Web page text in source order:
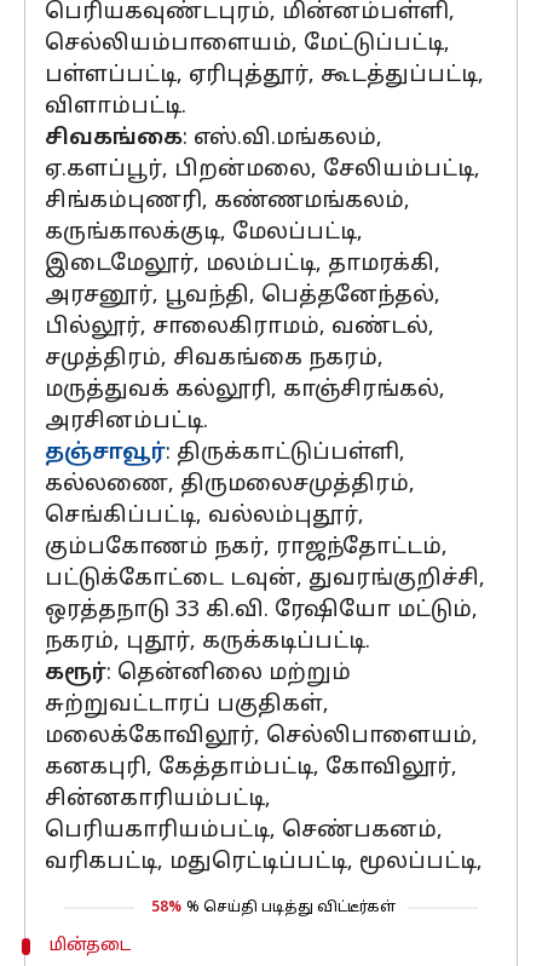
பெரியகவுண்டபுரம், மின்னம்பள்ளி,
செல்லியம்பாளையம், மேட்டுப்பட்டி,
பள்ளப்பட்டி, ஏரிபுத்தூர், கூடத்துப்பட்டி,
விளாம்பட்டி.
சிவகங்கை: எஸ்.வி.மங்கலம்,
ஏ.களப்பூர், பிறன்மலை, சேலியம்பட்டி,
சிங்கம்புணரி, கண்ணமங்கலம்,
கருங்காலக்குடி, மேலப்பட்டி,
இடைமேலூர், மலம்பட்டி, தாமரக்கி,
அரசனூர், பூவந்தி, பெத்தனேந்தல்,
பில்லூர், சாலைகிராமம், வண்டல்,
சமுத்திரம், சிவகங்கை நகரம்,
மருத்துவக் கல்லூரி, காஞ்சிரங்கல்,
அரசினம்பட்டி.
தஞ்சாவூர்: திருக்காட்டுப்பள்ளி,
கல்லணை, திருமலைசமுத்திரம்,
செங்கிப்பட்டி, வல்லம்புதூர்,
கும்பகோணம் நகர், ராஜந்தோட்டம்,
பட்டுக்கோட்டை டவுன், துவரங்குறிச்சி,
ஒரத்தநாடு 33 கி.வி. ரேஷியோ மட்டும்,
நகரம், புதூர், கருக்கடிப்பட்டி.
கரூர்: தென்னிலை மற்றும்
சுற்றுவட்டாரப் பகுதிகள்,
மலைக்கோவிலூர், செல்லிபாளையம்,
கனகபுரி, கேத்தாம்பட்டி, கோவிலூர்,
சின்னகாரியம்பட்டி,
பெரியகாரியம்பட்டி, செண்பகனம்,
வரிகபட்டி, மதுரெட்டிப்பட்டி, மூலப்பட்டி,
58% % செய்தி படித்து விட்டீர்கள்
மின்தடை